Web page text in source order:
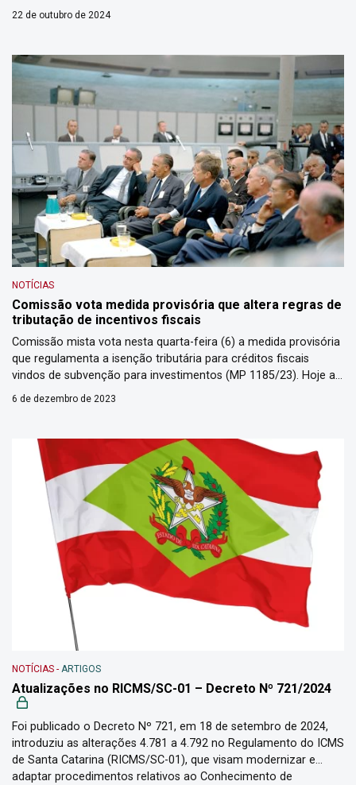
crédito de até R$ 1 bilhão para empresários que tiveram
22 de outubro de 2024
NOTÍCIAS
Comissão vota medida provisória que altera regras de
tributação de incentivos fiscais
Comissão mista vota nesta quarta-feira (6) a medida provisória
que regulamenta a isenção tributária para créditos fiscais
vindos de subvenção para investimentos (MP 1185/23). Hoje as
subvenções recebidas pelas empresas para construir ou
federais, ficando, […]
6 de dezembro de 2023
NOTÍCIAS - ARTIGOS
Atualizações no RICMS/SC-01 – Decreto Nº 721/2024
Foi publicado o Decreto Nº 721, em 18 de setembro de 2024,
introduziu as alterações 4.781 a 4.792 no Regulamento do ICMS
de Santa Catarina (RICMS/SC-01), que visam modernizar e
adaptar procedimentos relativos ao Conhecimento de